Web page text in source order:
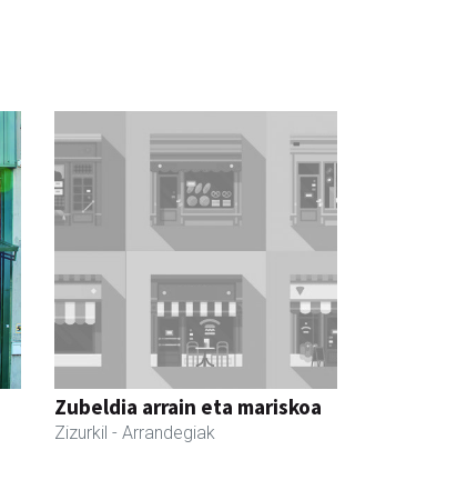
Zubeldia arrain eta mariskoa
Zizurkil - Arrandegiak